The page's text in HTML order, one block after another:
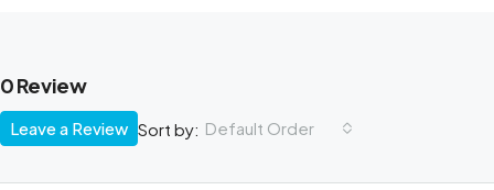
0 Review
Sort by: Default Order
Leave a Review